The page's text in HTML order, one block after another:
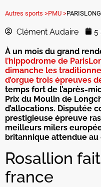
Autres sports >PMU >
Clément Audaire 5
À un mois du grand
l’hippodrome de
dimanche les
d’orgue trois épreuves
temps fort de l’après-
Prix du Moulin de
d’allocations. Disputée
prestigieuse épreuve
meilleurs milers
britannique attendue au
Rosallion
france